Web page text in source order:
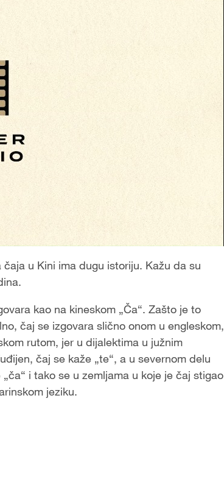
u Kini ima dugu istoriju. Kažu da su
kao na kineskom „Ča“. Zašto je to
čaj se izgovara slično onom u engleskom,
rutom, jer u dijalektima u južnim
čaj se kaže „te“, a u severnom delu
i tako se u zemljama u koje je čaj stigao
jeziku.